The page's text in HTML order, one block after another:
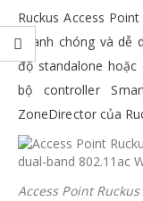
Ruckus Access Point
nhanh chóng và dễ
độ standalone
bộ controller
ZoneDirector của
Access Point